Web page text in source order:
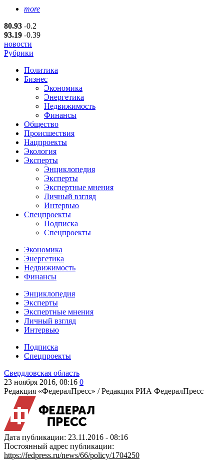
more
80.93 -0.2
93.19 -0.39
новости
Рубрики
Политика
Бизнес
Экономика
Энергетика
Недвижимость
Финансы
Общество
Происшествия
Нацпроекты
Экология
Эксперты
Энциклопедия
Эксперты
Экспертные мнения
Личный взгляд
Интервью
Спецпроекты
Подписка
Спецпроекты
Экономика
Энергетика
Недвижимость
Финансы
Энциклопедия
Эксперты
Экспертные мнения
Личный взгляд
Интервью
Подписка
Спецпроекты
Свердловская область
23 ноября 2016, 08:16 0
Редакция «ФедералПресс» /Редакция РИА ФедералПресс
Дата публикации: 23.11.2016 - 08:16
Постоянный адрес публикации:
https://fedpress.ru/news/66/policy/1704250